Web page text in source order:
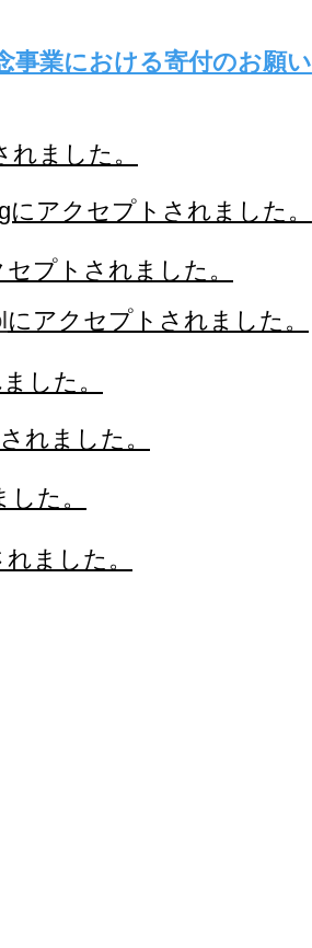
事業における寄付のお願い
ました。
にアクセプトされました。
プトされました。
にアクセプトされました。
した。
れました。
た。
ました。